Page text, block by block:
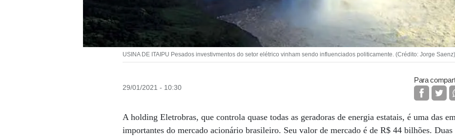
USINA DE ITAIPU Pesados investivmentos do setor elétrico vinham sendo influenciados politicamente. (Crédito: Jorge Saenz)
29/01/2021 - 10:30
Para
A holding Eletrobras, que controla quase todas as geradoras de energia estatais, é uma das
importantes do mercado acionário brasileiro. Seu valor de mercado é de R$ 44 bilhões. Duas